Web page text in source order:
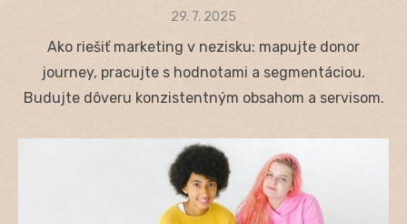
Posted
29. 7. 2025
Ako riešiť marketing v nezisku: mapujte donor
journey, pracujte s hodnotami a segmentáciou.
Budujte dôveru konzistentným obsahom a servisom.